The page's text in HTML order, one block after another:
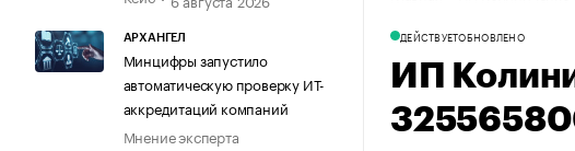
АРХАНГЕЛ
Минцифры запустило
автоматическую проверку ИТ-
аккредитаций компаний
Мнение эксперта
ДЕЙСТВУЕТОБНОВЛЕНО
ИП